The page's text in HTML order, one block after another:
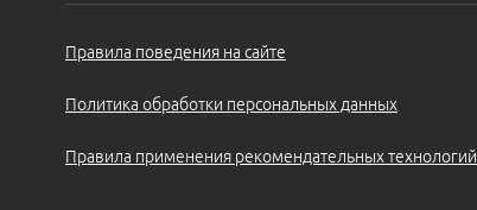
Правила поведения на сайте
Политика обработки персональных данных
Правила применения рекомендательных технологий